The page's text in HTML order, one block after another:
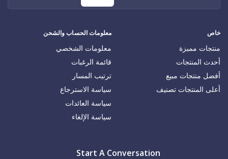
خاص
منتجات مميزة
أحدث المنتجات
أفضل منتجات مبيع
أعلى المنتجات تصنيف
معلومات الحساب والشحن
معلومات الشخصي
قائمة الرغبات
ترتيب المسار
سياسة الاسترجاع
سياسة العائدات
سياسة الإلغاء
Start A Conversation